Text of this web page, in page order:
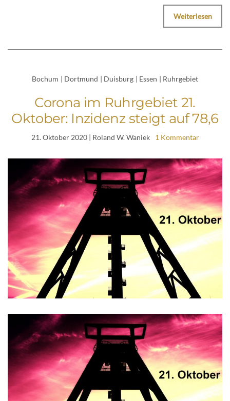
Weiterlesen
Bochum | Dortmund | Duisburg | Essen | Ruhrgebiet
Corona im Ruhrgebiet 21.
Oktober: Inzidenz steigt auf 78,6
21. Oktober 2020| Roland W. Waniek 1 Kommentar